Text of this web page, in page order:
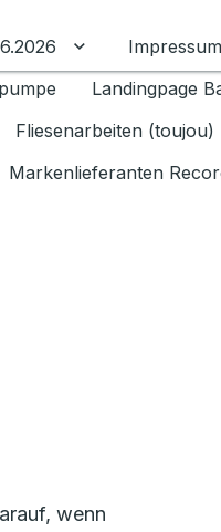
umschalten
Untermenü für
Impressum
Landingpage
Fliesenarbeiten (toujou)
Markenlieferanten
wenn